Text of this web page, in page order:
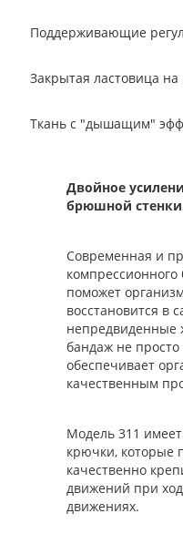
Поддерживающие
Закрытая ластовица
Ткань с "дышащим"
Двойное
брюшной
Современная и
поможет
восстановится в
непредвиденные
бандаж не просто
обеспечивает
качественным
Модель 311
крючки, которые
качественно
движений при
движениях.